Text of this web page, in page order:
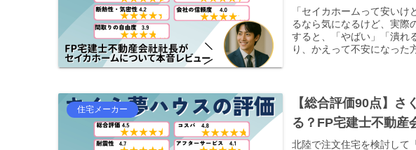
「セイカホームって安い
るなら気になるけど、実際
すると、「やばい」「潰れ
り、かえって不安になった
住宅メーカー
【総合評価90点】さ
る？FP宅建士不動産
北陸で注文住宅を検討して